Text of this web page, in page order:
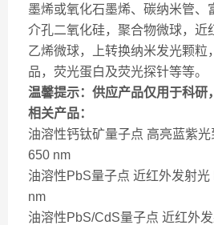
墨烯或氧化石墨烯、碳纳米管、
介孔二氧化硅，聚合物微球，近
乙烯微球，上转换纳米发光颗粒
品，荧光蛋白及荧光探针等等。
温馨提示：供应产品仅用于科研
相关产品：
油溶性钙钛矿量子点 高亮蓝紫
650 nm
油溶性PbS量子点 近红外发射光
nm
油溶性PbS/CdS量子点 近红外